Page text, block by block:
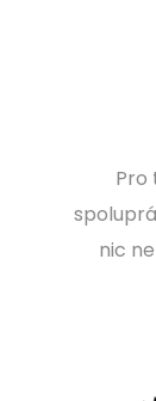
Pro
nic